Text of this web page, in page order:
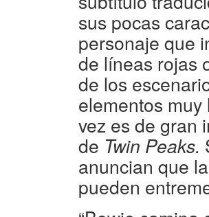
sus pocas
personaje que
de líneas rojas
de los
elementos
vez es de gran
de Twin Peaks.
anuncian que
pueden